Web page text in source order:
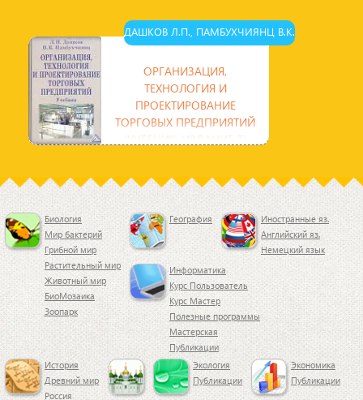
ДАШКОВ Л.П., ПАМБУХЧИЯНЦ В.К.
ОРГАНИЗАЦИЯ,
ТЕХНОЛОГИЯ И
ПРОЕКТИРОВАНИЕ
ТОРГОВЫХ ПРЕДПРИЯТИЙ
(УЧЕБНИК, ИЗДАНИЕ 7)
актуальные вопросы организации,
технологии и проектирования
Биология
Мир бактерий
Грибной мир
Растительный мир
Животный мир
БиоМозаика
Зоопарк
География
Иностранные яз.
Английский яз.
Немецкий язык
Информатика
Курс Пользователь
Курс Мастер
Полезные программы
Мастерская
Публикации
История
Древний мир
Россия
Экология
Публикации
Экономика
Публикации